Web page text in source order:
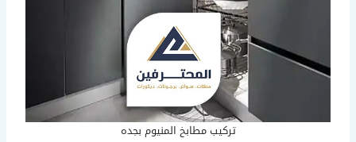
تركيب مطابخ المنيوم بجده